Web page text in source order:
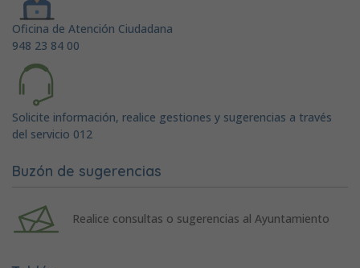
Oficina de Atención Ciudadana
948 23 84 00
Solicite información, realice gestiones y sugerencias a través
del servicio 012
Buzón de sugerencias
Realice consultas o sugerencias al Ayuntamiento